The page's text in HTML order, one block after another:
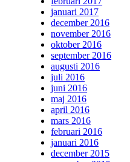
januari 2017
december 2016
november 2016
oktober 2016
september 2016
augusti 2016
juli 2016
juni 2016
maj 2016
april 2016
mars 2016
februari 2016
januari 2016
december 2015